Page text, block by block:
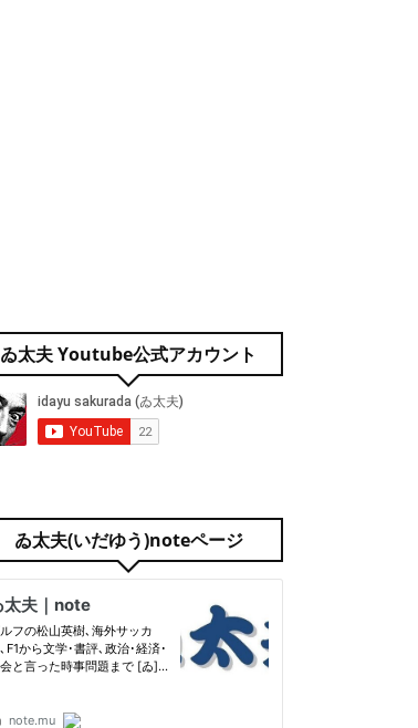
ゐ太夫 Youtube公式アカウント
ゐ太夫(いだゆう)noteページ